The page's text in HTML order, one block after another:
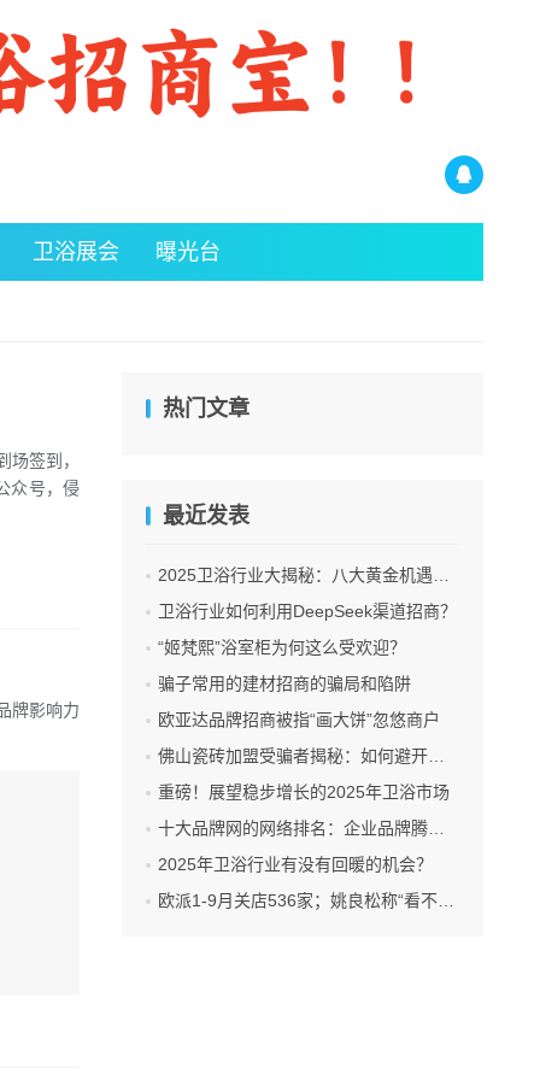
卫浴展会 曝光台
签到，
众号，侵
牌影响力
热门文章
最近发表
2025卫浴行业大揭秘：八大黄金机遇，谁能乘风破浪？
卫浴行业如何利用DeepSeek渠道招商？
“姬梵熙”浴室柜为何这么受欢迎？
骗子常用的建材招商的骗局和陷阱
欧亚达品牌招商被指“画大饼”忽悠商户
佛山瓷砖加盟受骗者揭秘：如何避开陷阱？
重磅！展望稳步增长的2025年卫浴市场
十大品牌网的网络排名：企业品牌腾飞的翅膀
2025年卫浴行业有没有回暖的机会？
欧派1-9月关店536家；姚良松称“看不到行业解冻的趋势”